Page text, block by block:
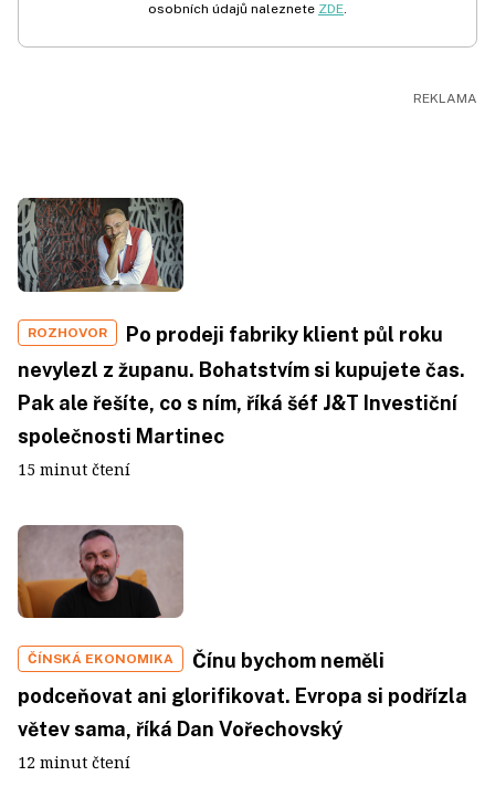
osobních údajů naleznete ZDE.
ROZHOVOR
Po prodeji fabriky klient půl roku
nevylezl z županu. Bohatstvím si kupujete čas.
Pak ale řešíte, co s ním, říká šéf J&T Investiční
společnosti Martinec
15 minut čtení
ČÍNSKÁ EKONOMIKA
Čínu bychom neměli
podceňovat ani glorifikovat. Evropa si podřízla
větev sama, říká Dan Vořechovský
12 minut čtení